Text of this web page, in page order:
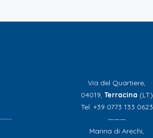
Via del Quartiere,
04019, Terracina (LT)
Tel. +39 0773 133 0623
———
Marina di Arechi,